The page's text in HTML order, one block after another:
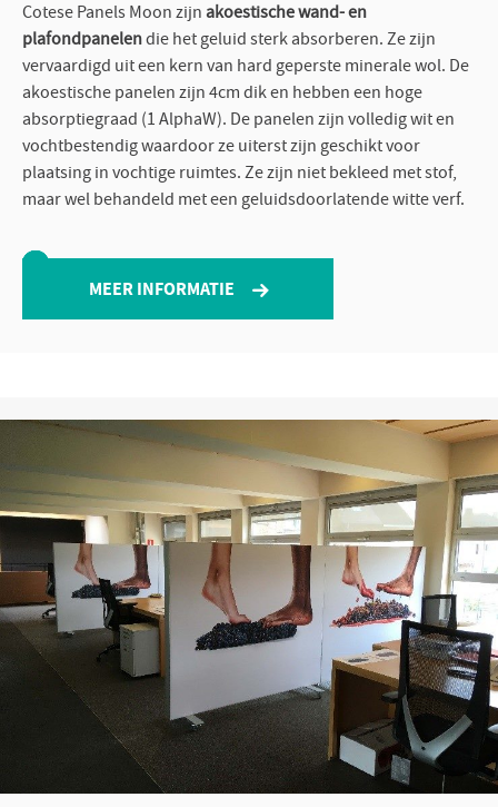
Cotese Panels Moon zijnakoestische wand- en
plafondpanelendie het geluid sterk absorberen. Ze zijn
vervaardigd uit een kern van hard geperste minerale wol. De
akoestische panelen zijn 4cm dik en hebben een hoge
absorptiegraad (1 AlphaW). De panelen zijn volledig wit en
vochtbestendig waardoor ze uiterst zijn geschikt voor
plaatsing in vochtige ruimtes. Ze zijn niet bekleed met stof,
maar wel behandeld met een geluidsdoorlatende witte verf.
MEER INFORMATIE